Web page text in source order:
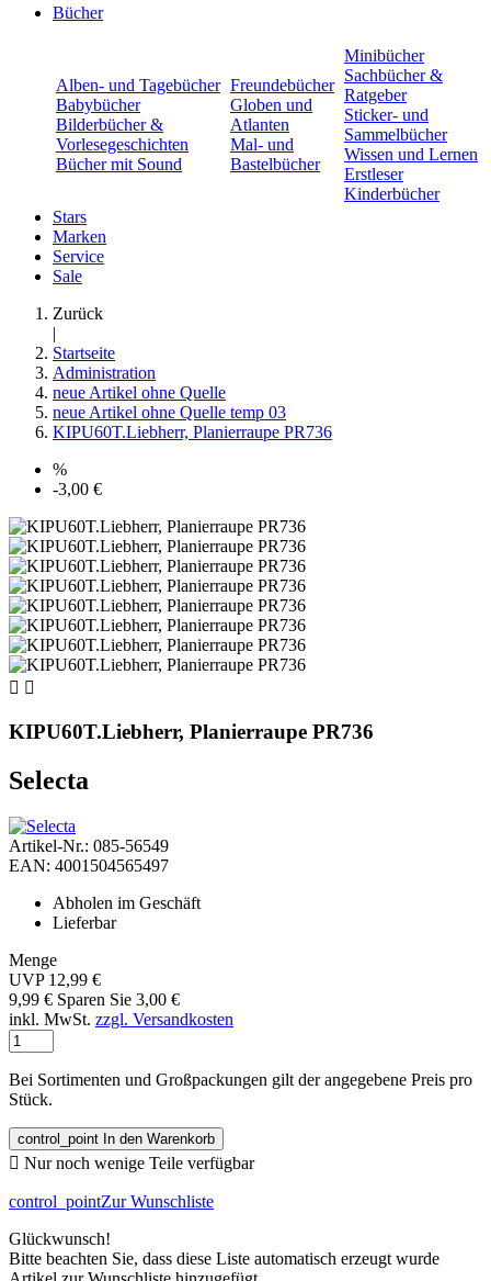
Bücher
Alben- und Tagebücher
Babybücher
Bilderbücher &
Vorlesegeschichten
Bücher mit Sound
Freundebücher
Globen und
Atlanten
Mal- und
Bastelbücher
Minibücher
Sachbücher &
Ratgeber
Sticker- und
Sammelbücher
Wissen und Lernen
Erstleser
Kinderbücher
Stars
Marken
Service
Sale
Zurück
|
Startseite
Administration
neue Artikel ohne Quelle
neue Artikel ohne Quelle temp 03
KIPU60T.Liebherr, Planierraupe PR736
%
-3,00 €
 
KIPU60T.Liebherr, Planierraupe PR736
Selecta
Artikel-Nr.: 085-56549
EAN: 4001504565497
Abholen im Geschäft
Lieferbar
Menge
UVP 12,99 €
9,99 € Sparen Sie 3,00 €
inkl. MwSt. zzgl. Versandkosten
Bei Sortimenten und Großpackungen gilt der angegebene Preis pro
Stück.
control_point In den Warenkorb
 Nur noch wenige Teile verfügbar
control_pointZur Wunschliste
Glückwunsch!
Bitte beachten Sie, dass diese Liste automatisch erzeugt wurde